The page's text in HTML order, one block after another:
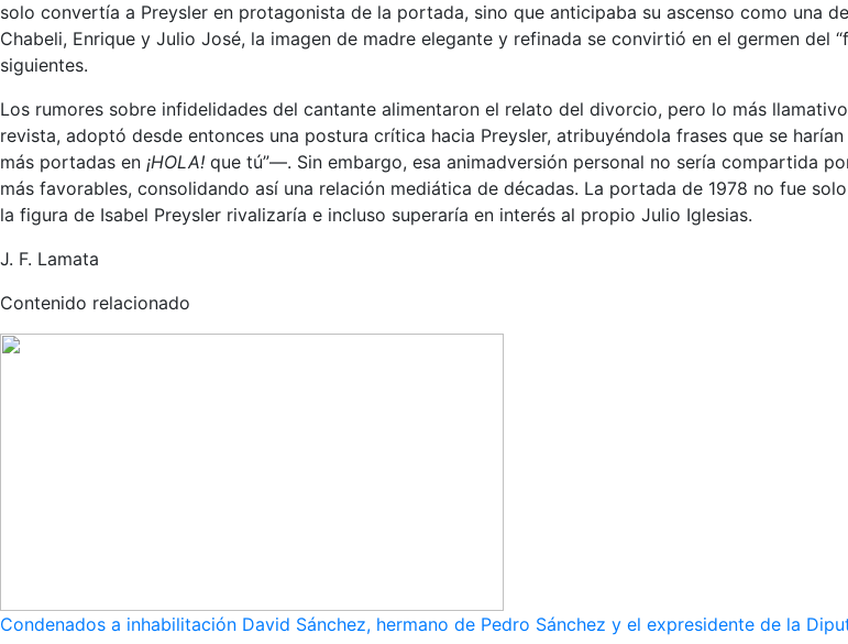
solo convertía a Preysler en protagonista de la portada, sino que anticipaba su ascenso como una
Chabeli, Enrique y Julio José, la imagen de madre elegante y refinada se convirtió en el germen del
siguientes.
Los rumores sobre infidelidades del cantante alimentaron el relato del divorcio, pero lo más
revista, adoptó desde entonces una postura crítica hacia Preysler, atribuyéndola frases que se
más portadas en ¡HOLA! que tú”—. Sin embargo, esa animadversión personal no sería compartida
más favorables, consolidando así una relación mediática de décadas. La portada de 1978 no fue
la figura de Isabel Preysler rivalizaría e incluso superaría en interés al propio Julio Iglesias.
J. F. Lamata
Contenido relacionado
Condenados a inhabilitación David Sánchez, hermano de Pedro Sánchez y el expresidente de la